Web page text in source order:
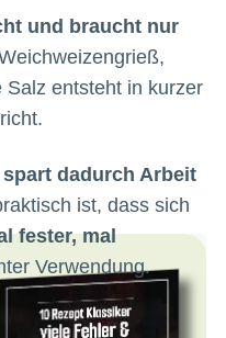
und braucht nur
entsteht in kurzer
spart dadurch Arbeit
ist, dass sich
fester, mal
Verwendung.